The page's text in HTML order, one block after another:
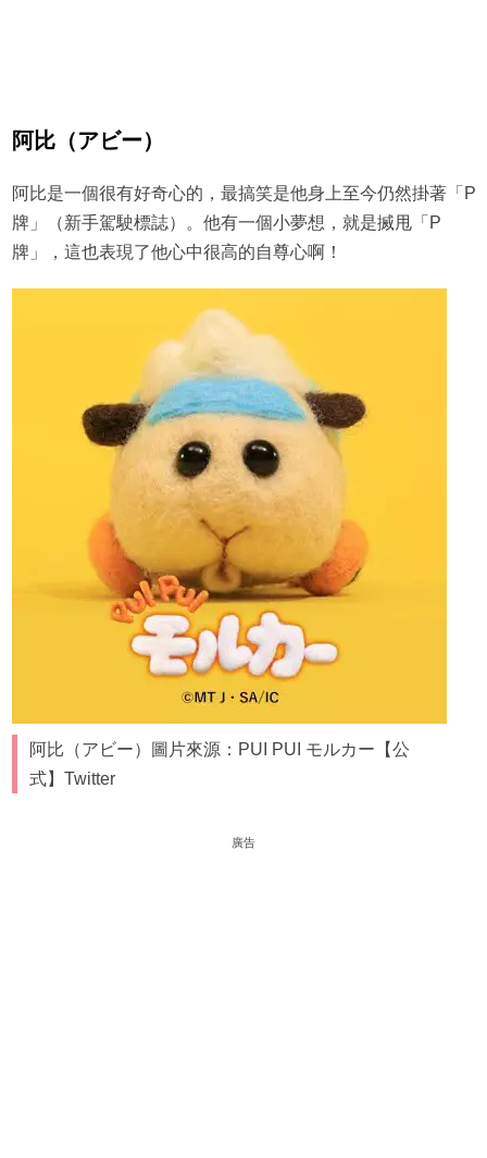
阿比（アビー）
阿比是一個很有好奇心的，最搞笑是他身上至今仍然掛著「P
牌」（新手駕駛標誌）。他有一個小夢想，就是搣甩「P
牌」，這也表現了他心中很高的自尊心啊！
阿比（アビー）圖片來源：PUI PUI モルカー【公
式】Twitter
廣告